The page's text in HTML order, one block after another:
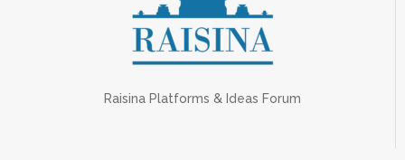
Raisina Platforms & Ideas Forum